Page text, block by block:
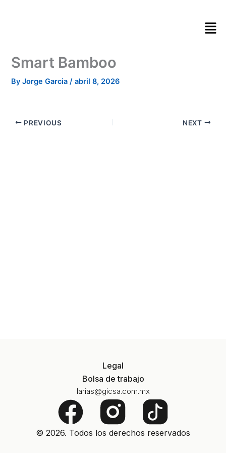
Smart Bamboo
ByJorge Garcia/abril 8, 2026
PREVIOUS NEXT
Legal
Bolsa de trabajo
larias@gicsa.com.mx
F
a
© 2026. Todos los derechos reservados